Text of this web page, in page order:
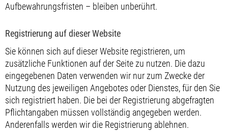
Aufbewahrungsfristen – bleiben unberührt.
Registrierung auf dieser Website
Sie können sich auf dieser Website registrieren, um
zusätzliche Funktionen auf der Seite zu nutzen. Die dazu
eingegebenen Daten verwenden wir nur zum Zwecke der
Nutzung des jeweiligen Angebotes oder Dienstes, für den Sie
sich registriert haben. Die bei der Registrierung abgefragten
Pflichtangaben müssen vollständig angegeben werden.
Anderenfalls werden wir die Registrierung ablehnen.